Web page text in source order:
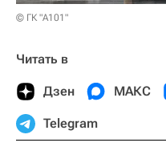
© ГК "А101"
Читать в
Дзен МАКС
Telegram